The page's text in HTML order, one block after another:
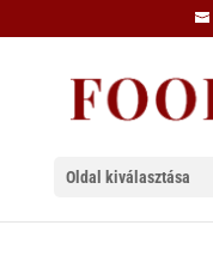
Oldal kiválasztása